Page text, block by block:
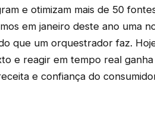
e otimizam mais de 50
em janeiro deste ano uma
que um orquestrador faz.
e reagir em tempo real
e confiança do